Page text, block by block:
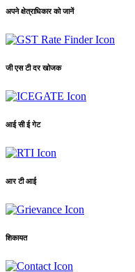
अपने क्षेत्राधिकार को जानें
जी एस टी दर खोजक
आई सी ई गेट
आर टी आई
शिकायत